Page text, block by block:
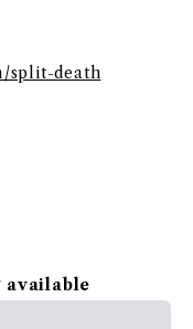
split-death
available